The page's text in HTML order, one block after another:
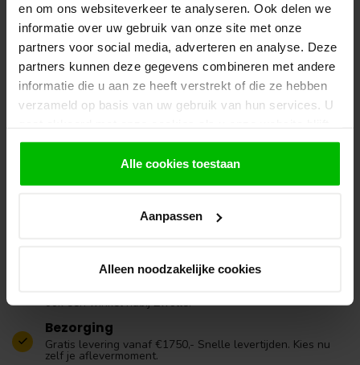
en om ons websiteverkeer te analyseren. Ook delen we
informatie over uw gebruik van onze site met onze
partners voor social media, adverteren en analyse. Deze
partners kunnen deze gegevens combineren met andere
informatie die u aan ze heeft verstrekt of die ze hebben
verzameld op basis van uw gebruik van hun services. U
gebruiken.
Alle cookies toestaan
Aanpassen
Alleen noodzakelijke cookies
Houthandel van Gelder levert trellis in diverse maten en soorten,
met en zonder kader in zowelhardhout trellis als geïmpregneerd
U kunt ze combineren met diverse schermen of gebruiken voor
erfafscheiding met een meer "open" karakter. Een andere optie is
Winkel met webshop
ook een winkel nabij Zwolle.
Bezorging
Gratis levering vanaf €1750,- Snelle levertijden. Kies nu
zelf je aflevermoment.